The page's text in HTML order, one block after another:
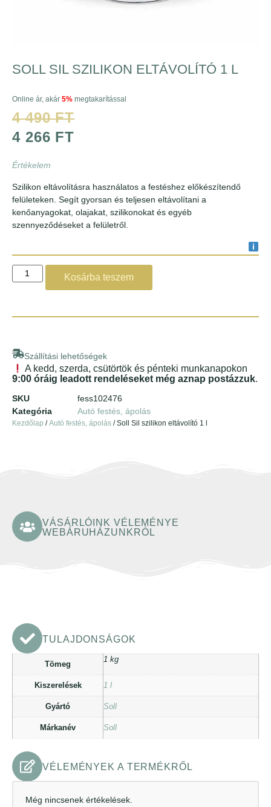
SOLL SIL SZILIKON ELTÁVOLÍTÓ 1 L
Online ár, akár 5% megtakarítással
4 490FT
4 266 FT
Értékelem
Szilikon eltávolításra használatos a festéshez előkészítendő
felületeken. Segít gyorsan és teljesen eltávolítani a
kenőanyagokat, olajakat, szilikonokat és egyéb
szennyeződéseket a felületről.
Kosárba teszem
Szállítási lehetőségek
A kedd, szerda, csütörtök és pénteki munkanapokon
9:00 óráig leadott rendeléseket még aznap postázzuk.
SKU
fess102476
Kategória
Autó festés, ápolás
Kezdőlap /Autó festés, ápolás / Soll Sil szilikon eltávolító 1 l
VÁSÁRLÓINK VÉLEMÉNYE
WEBÁRUHÁZUNKRÓL
TULAJDONSÁGOK
Tömeg
1 kg
Kiszerelések 1 l
Gyártó Soll
Márkanév Soll
VÉLEMÉNYEK A TERMÉKRŐL
Még nincsenek értékelések.